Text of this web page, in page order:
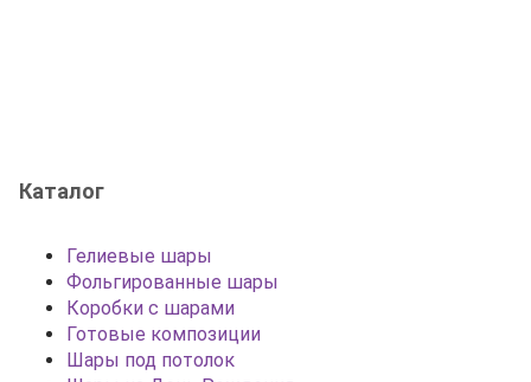
Каталог
Гелиевые шары
Фольгированные шары
Коробки с шарами
Готовые композиции
Шары под потолок